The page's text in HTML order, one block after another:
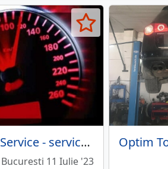
Elite Car Service - service auto
Bucuresti 11 Iulie '23